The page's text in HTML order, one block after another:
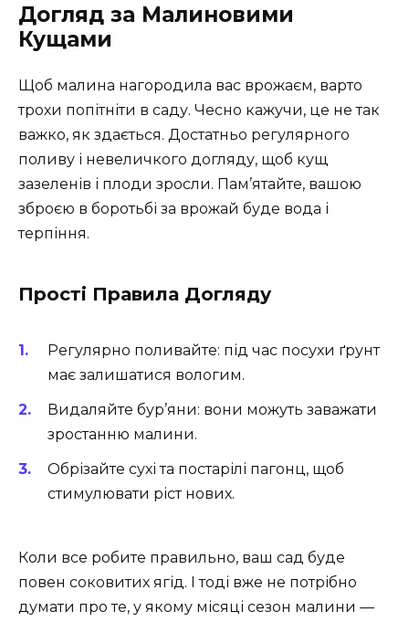
Догляд за Малиновими
Кущами
Щоб малина нагородила вас врожаєм, варто
трохи попітніти в саду. Чесно кажучи, це не так
важко, як здається. Достатньо регулярного
поливу і невеличкого догляду, щоб кущ
зазеленів і плоди зросли. Пам’ятайте, вашою
зброєю в боротьбі за врожай буде вода і
терпіння.
Прості Правила Догляду
Регулярно поливайте: під час посухи ґрунт
має залишатися вологим.
Видаляйте бур’яни: вони можуть заважати
зростанню малини.
Обрізайте сухі та постарілі пагонц, щоб
стимулювати ріст нових.
Коли все робите правильно, ваш сад буде
повен соковитих ягід. І тоді вже не потрібно
думати про те, у якому місяці сезон малини —